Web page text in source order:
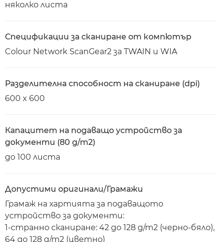
няколко листа
Спецификации за сканиране от компютър
Colour Network ScanGear2 за TWAIN и WIA
Разделителна способност на сканиране (dpi)
600 x 600
Капацитет на подаващо устройство за
документи (80 g/m2)
до 100 листа
Допустими оригинали/Грамажи
Грамаж на хартията за подаващото
устройство за документи:
1-странно сканиране: 42 до 128 g/m2 (черно-бяло),
64 до 128 g/m2 (цветно)